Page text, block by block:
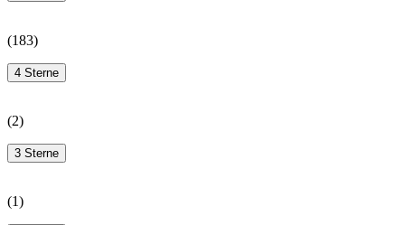
(183)
4 Sterne
(2)
3 Sterne
(1)